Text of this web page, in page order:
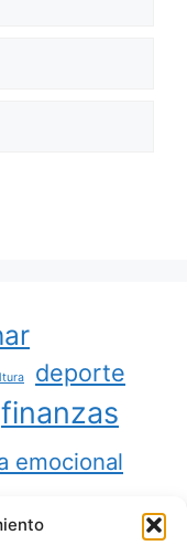
deporte
finanzas
emocional